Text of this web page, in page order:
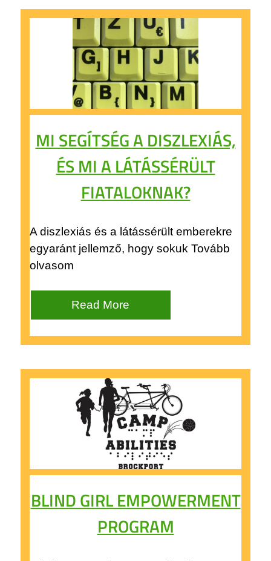
MI SEGÍTSÉG A DISZLEXIÁS,
ÉS MI A LÁTÁSSÉRÜLT
FIATALOKNAK?
A diszlexiás és a látássérült emberekre
egyaránt jellemző, hogy sokuk Tovább
olvasom
Read More
BLIND GIRL EMPOWERMENT
PROGRAM